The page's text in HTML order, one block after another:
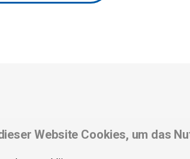
Website Cookies, um das